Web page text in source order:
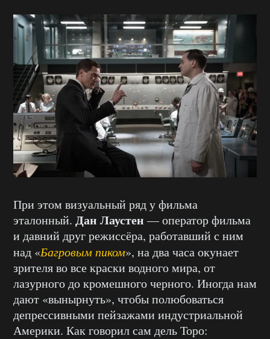
При этом визуальный ряд у фильма
эталонный. Дан Лаустен — оператор фильма
и давний друг режиссёра, работавший с ним
над «Багровым пиком», на два часа окунает
зрителя во все краски водного мира, от
лазурного до кромешного черного. Иногда нам
дают «вынырнуть», чтобы полюбоваться
депрессивными пейзажами индустриальной
Америки. Как говорил сам дель Торо: